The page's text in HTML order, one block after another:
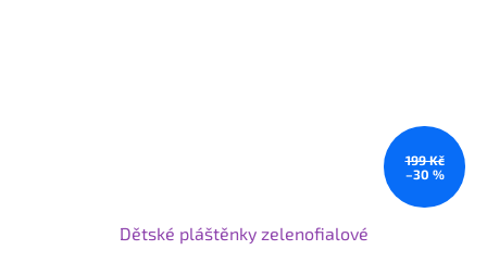
199 Kč
–30 %
Dětské pláštěnky zelenofialové